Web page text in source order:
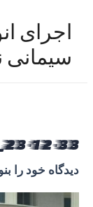
اجرای
سیمانی
12-33
دیدگاه‌ خود را